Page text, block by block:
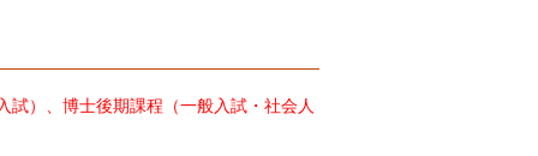
）、博士後期課程（一般入試・社会人